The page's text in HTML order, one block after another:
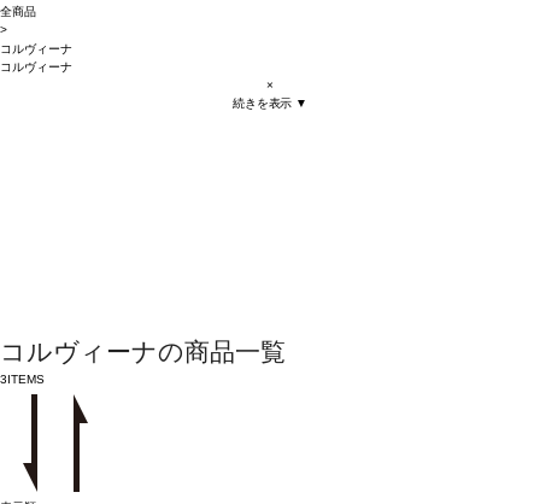
全商品
>
コルヴィーナ
コルヴィーナ
×
続きを表示 ▼
コルヴィーナの商品一覧
3ITEMS